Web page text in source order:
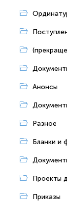
Анонсы
Разное
Бланки и
Проекты
Приказы